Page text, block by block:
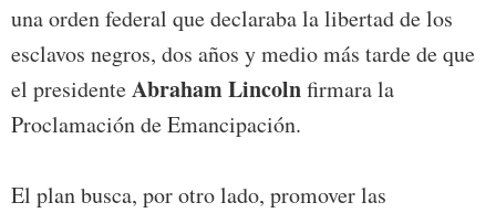
una orden federal que declaraba la libertad de los
esclavos negros, dos años y medio más tarde de que
el presidenteAbraham Lincolnfirmara la
Proclamación de Emancipación.
El plan busca, por otro lado, promover las